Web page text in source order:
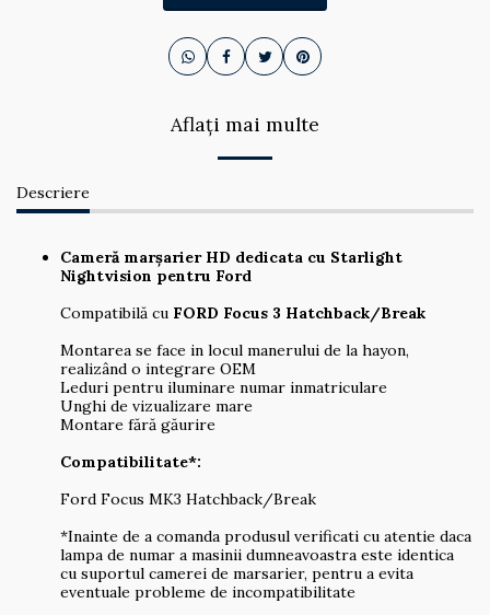
Aflați mai multe
Descriere
Cameră marșarier HD dedicata cu Starlight
Nightvision pentru Ford
Compatibilă cu FORD Focus 3 Hatchback/Break
Montarea se face in locul manerului de la hayon,
realizând o integrare OEM
Leduri pentru iluminare numar inmatriculare
Unghi de vizualizare mare
Montare fără găurire
Compatibilitate*:
Ford Focus MK3 Hatchback/Break
*Inainte de a comanda produsul verificati cu atentie daca
lampa de numar a masinii dumneavoastra este identica
cu suportul camerei de marsarier, pentru a evita
eventuale probleme de incompatibilitate